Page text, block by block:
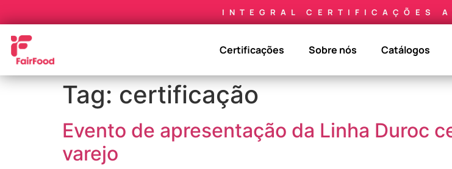
INTEGRAL CERTIFICAÇÕES
Certificações Sobre nós Catálogos
Tag: certificação
Evento de apresentação da Linha Duroc
varejo